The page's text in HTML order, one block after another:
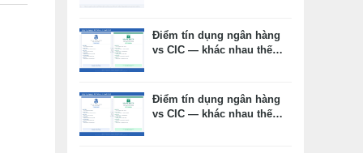
Điểm tín dụng ngân hàng
vs CIC — khác nhau thế
Điểm tín dụng ngân hàng
vs CIC — khác nhau thế